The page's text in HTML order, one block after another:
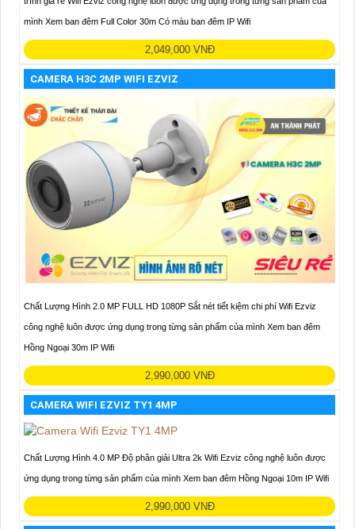
mình Xem ban đêm Full Color 30m Có màu ban đêm IP Wifi
2,049,000 VNĐ
CAMERA H3C 2MP WIFI EZVIZ
Chất Lượng Hình 2.0 MP FULL HD 1080P Sắt nét tiết kiệm chi phí Wifi Ezviz
công nghệ luôn được ứng dụng trong từng sản phẩm của mình Xem ban đêm
Hồng Ngoại 30m IP Wifi
2,990,000 VNĐ
CAMERA WIFI EZVIZ TY1 4MP
Chất Lượng Hình 4.0 MP Độ phân giải Ultra 2k Wifi Ezviz công nghệ luôn được
ứng dụng trong từng sản phẩm của mình Xem ban đêm Hồng Ngoại 10m IP Wifi
2,990,000 VNĐ